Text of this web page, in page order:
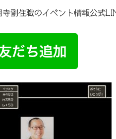
副住職のイベント情報公式